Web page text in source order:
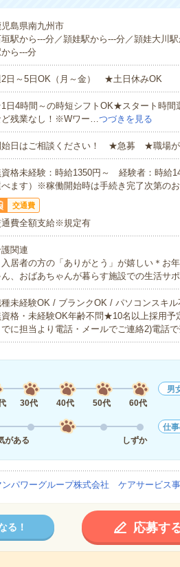
児島県南九州市
駅から---分／頴娃駅から---分／頴娃大川
ら---分
2日～5日OK（月～金） ★土日休みOK
日4時間～の時短シフトOK★スタート時間
ど残業なし！※Wワー…つづきを見る
始日はご相談ください！ ★急募 ★職場が
資格未経験：時給1350円～ 経験者：時給
ます）※稼働開始時は手続き完了次第のお
交通費
通費全額支給※規定有
関連
入居者の方の「ありがとう」が嬉しい＊お
ん、おばあちゃんが暮らす施設での生活サ
未経験OK / ブランクOK / パソコンスキ
格・未経験OK年齢不問★10名以上採用
でに担当より電話・メールでご連絡2)電話
30代 40代 50代 60代
男
がある
しずか
仕
ンパワーグループ株式会社 ケアサービス
る！ 応募す